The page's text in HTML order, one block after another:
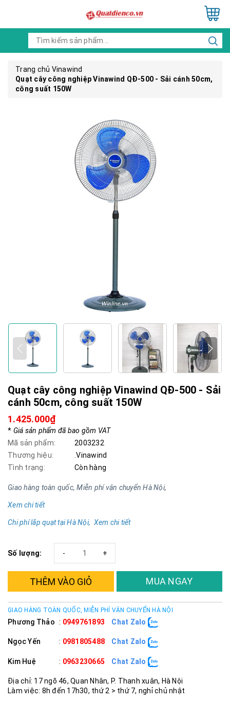
Trang chủ Vinawind
Quạt cây công nghiệp Vinawind QĐ-500 - Sải cánh 50cm,
công suất 150W
Quạt cây công nghiệp Vinawind QĐ-500 - Sải
cánh 50cm, công suất 150W
1.425.000₫
* Giá sản phẩm đã bao gồm VAT
Mã sản phẩm:
2003232
Thương hiệu:
.Vinawind
Tình trạng:
Còn hàng
Giao hàng toàn quốc, Miễn phí vận chuyển Hà Nội,
Xem chi tiết
Chi phí lắp quạt tại Hà Nội, Xem chi tiết
Số lượng: +
-
THÊM VÀO GIỎ MUA NGAY
GIAO HÀNG TOÀN QUỐC, MIỄN PHÍ VẬN CHUYỂN HÀ NỘI
Phương Thảo : 0949761893 Chat Zalo
Ngọc Yến : 0981805488 Chat Zalo
Kim Huệ : 0963230665 Chat Zalo
Địa chỉ: 17 ngõ 46, Quan Nhân, P. Thanh xuân, Hà Nội
Làm việc: 8h đến 17h30, thứ 2 > thứ 7, nghỉ chủ nhật